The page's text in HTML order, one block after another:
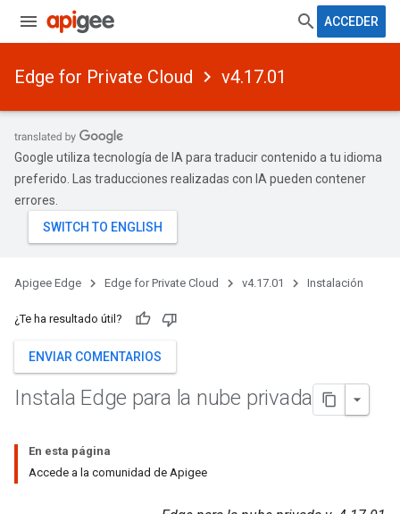
ACCEDER
Edge for Private Cloud v4.17.01
Google utiliza tecnología de IA para traducir contenido a tu idioma
preferido. Las traducciones realizadas con IA pueden contener
errores.
Apigee Edge Edge for Private Cloud v4.17.01 Instalación
¿Te ha resultado útil?
ENVIAR COMENTARIOS
Instala Edge para la nube privada
En esta página
Accede a la comunidad de Apigee